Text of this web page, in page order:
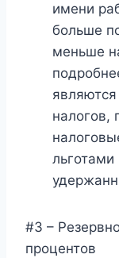
имени
больше
меньше
налогов,
#3 –
процентов